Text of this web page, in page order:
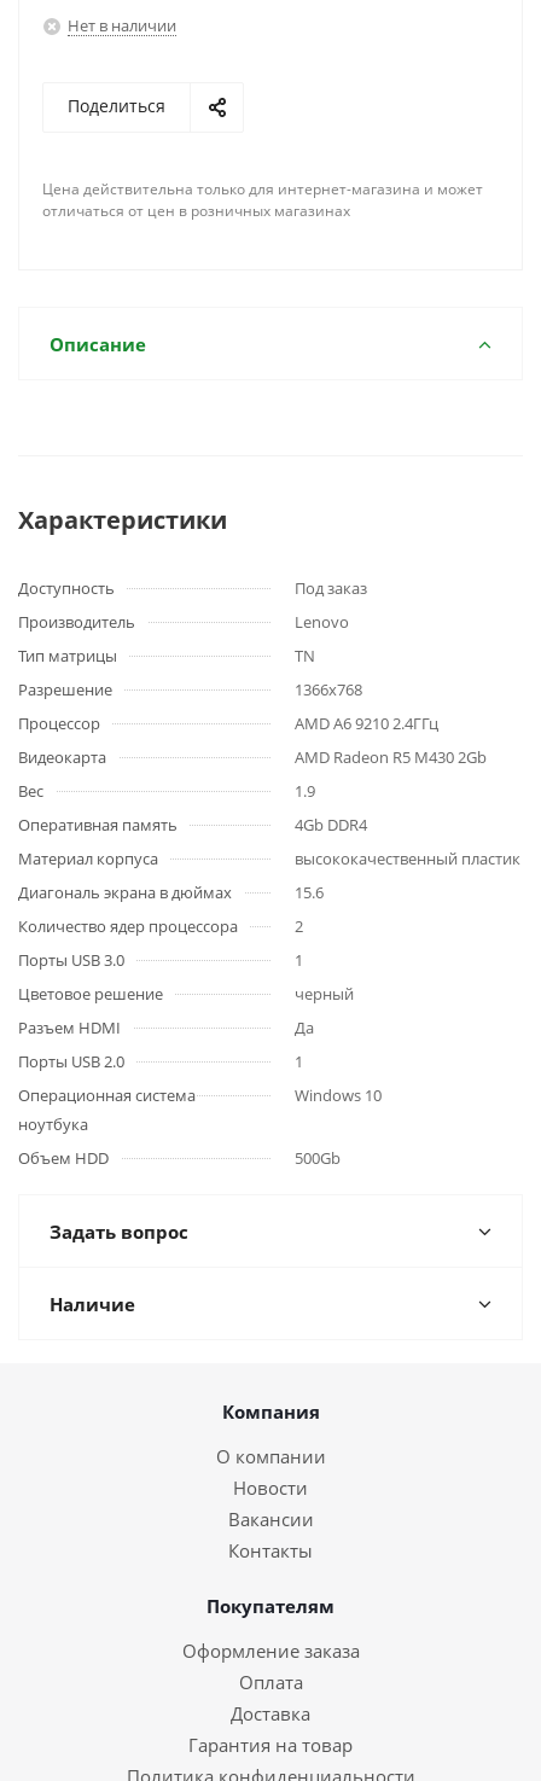
Нет в наличии
Поделиться
Цена действительна только для интернет-магазина и может
отличаться от цен в розничных магазинах
Описание
Характеристики
Доступность
Под заказ
Производитель
Lenovo
Тип матрицы
TN
Разрешение
1366x768
Процессор
AMD A6 9210 2.4ГГц
Видеокарта
AMD Radeon R5 M430 2Gb
Вес
1.9
Оперативная память
4Gb DDR4
Материал корпуса
высококачественный пластик
Диагональ экрана в дюймах
15.6
Количество ядер процессора
2
Порты USB 3.0
1
Цветовое решение
черный
Разъем HDMI
Да
Порты USB 2.0
1
Операционная система
ноутбука
Windows 10
Объем HDD 500Gb
Задать вопрос
Наличие
Компания
О компании
Новости
Вакансии
Контакты
Покупателям
Оформление заказа
Оплата
Доставка
Гарантия на товар
Политика конфиденциальности